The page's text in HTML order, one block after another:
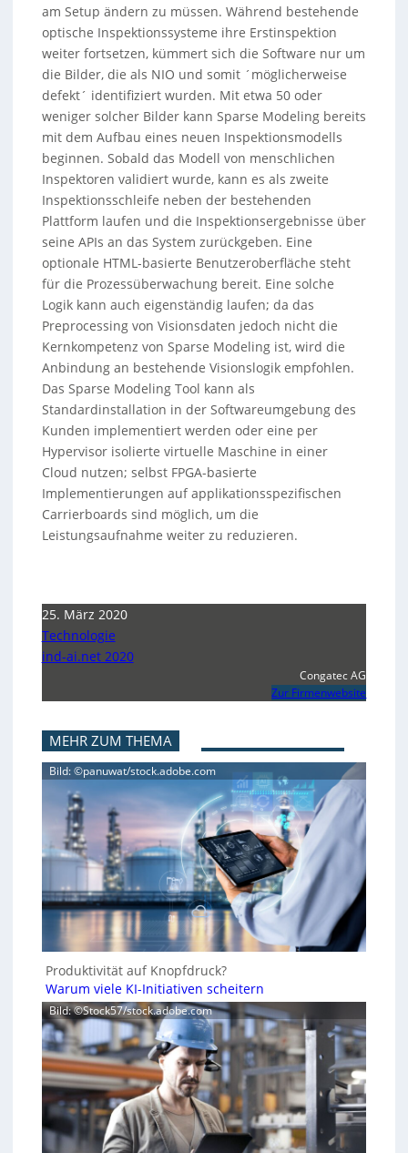
am Setup ändern zu müssen. Während bestehende
optische Inspektionssysteme ihre Erstinspektion
weiter fortsetzen, kümmert sich die Software nur um
die Bilder, die als NIO und somit ´möglicherweise
defekt´ identifiziert wurden. Mit etwa 50 oder
weniger solcher Bilder kann Sparse Modeling bereits
mit dem Aufbau eines neuen Inspektionsmodells
beginnen. Sobald das Modell von menschlichen
Inspektoren validiert wurde, kann es als zweite
Inspektionsschleife neben der bestehenden
Plattform laufen und die Inspektionsergebnisse über
seine APIs an das System zurückgeben. Eine
optionale HTML-basierte Benutzeroberfläche steht
für die Prozessüberwachung bereit. Eine solche
Logik kann auch eigenständig laufen; da das
Preprocessing von Visionsdaten jedoch nicht die
Kernkompetenz von Sparse Modeling ist, wird die
Anbindung an bestehende Visionslogik empfohlen.
Das Sparse Modeling Tool kann als
Standardinstallation in der Softwareumgebung des
Kunden implementiert werden oder eine per
Hypervisor isolierte virtuelle Maschine in einer
Cloud nutzen; selbst FPGA-basierte
Implementierungen auf applikationsspezifischen
Carrierboards sind möglich, um die
Leistungsaufnahme weiter zu reduzieren.
25. März 2020
Technologie
ind-ai.net 2020
Congatec AG
Zur Firmenwebsite
MEHR ZUM THEMA
Bild: ©panuwat/stock.adobe.com
Produktivität auf Knopfdruck?
Warum viele KI-Initiativen scheitern
Bild: ©Stock57/stock.adobe.com